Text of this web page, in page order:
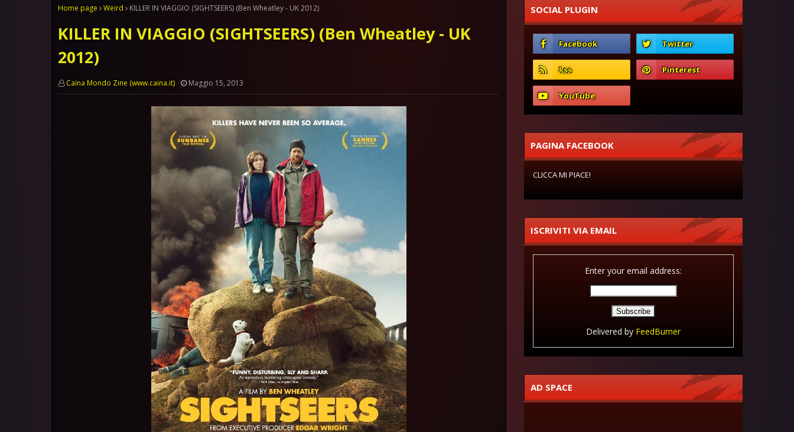
Home page Weird KILLER IN VIAGGIO (SIGHTSEERS) (Ben Wheatley - UK 2012)
KILLER IN VIAGGIO (SIGHTSEERS) (Ben Wheatley - UK
2012)
Caina Mondo Zine (www.caina.it) Maggio 15, 2013
SOCIAL PLUGIN
PAGINA FACEBOOK
CLICCA MI PIACE!
ISCRIVITI VIA EMAIL
Enter your email address:
Delivered by FeedBurner
AD SPACE